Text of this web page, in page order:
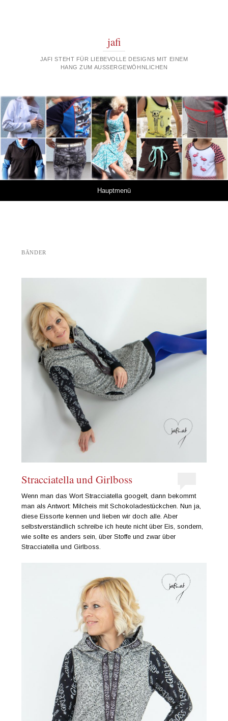
jafi
JAFI STEHT FÜR LIEBEVOLLE DESIGNS MIT EINEM
HANG ZUM AUSSERGEWÖHNLICHEN
Hauptmenü
BÄNDER
Stracciatella und Girlboss
Wenn man das Wort Stracciatella googelt, dann bekommt
man als Antwort: Milcheis mit Schokoladestückchen. Nun ja,
diese Eissorte kennen und lieben wir doch alle. Aber
selbstverständlich schreibe ich heute nicht über Eis, sondern,
wie sollte es anders sein, über Stoffe und zwar über
Stracciatella und Girlboss.